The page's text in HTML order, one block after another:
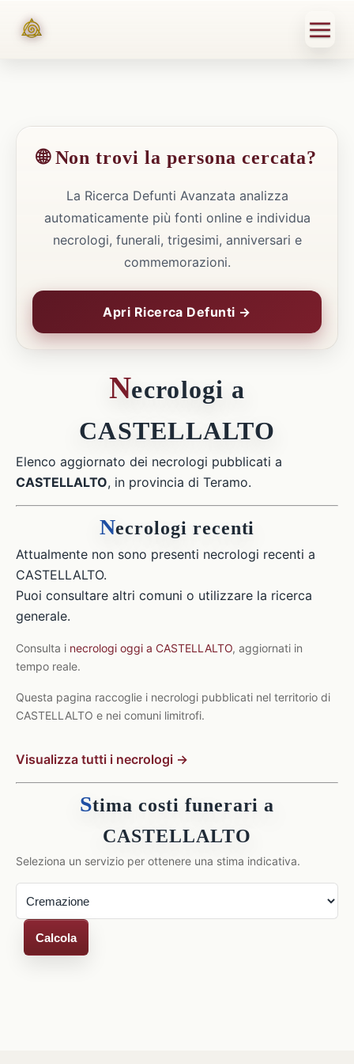
🌐 Non trovi la persona cercata?
La Ricerca Defunti Avanzata analizza
automaticamente più fonti online e individua
necrologi, funerali, trigesimi, anniversari e
commemorazioni.
Apri Ricerca Defunti →
Necrologi a
CASTELLALTO
Elenco aggiornato dei necrologi pubblicati a
CASTELLALTO, in provincia di Teramo.
Necrologi recenti
Attualmente non sono presenti necrologi recenti a
CASTELLALTO.
Puoi consultare altri comuni o utilizzare la ricerca
generale.
Consulta i necrologi oggi a CASTELLALTO, aggiornati in
tempo reale.
Questa pagina raccoglie i necrologi pubblicati nel territorio di
CASTELLALTO e nei comuni limitrofi.
Visualizza tutti i necrologi →
Stima costi funerari a
CASTELLALTO
Seleziona un servizio per ottenere una stima indicativa.
Calcola